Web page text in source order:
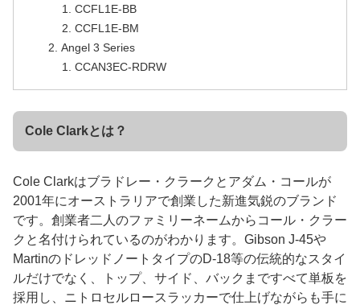
CCFL1E-BB
CCFL1E-BM
Angel 3 Series
CCAN3EC-RDRW
Cole Clarkとは？
Cole Clarkはブラドレー・クラークとアダム・コールが
2001年にオーストラリアで創業した新進気鋭のブランド
です。創業者二人のファミリーネームからコール・クラー
クと名付けられているのがわかります。Gibson J-45や
MartinのドレッドノートタイプのD-18等の伝統的なスタイ
ルだけでなく、トップ、サイド、バックまですべて単板を
採用し、ニトロセルロースラッカーで仕上げながらも手に